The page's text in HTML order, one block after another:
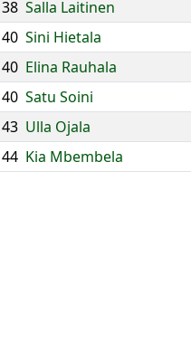
38 Salla Laitinen
40 Sini Hietala
40 Elina Rauhala
40 Satu Soini
43 Ulla Ojala
44 Kia Mbembela